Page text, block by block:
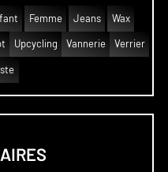
Femme Jeans Wax
Upcycling Vannerie Verrier